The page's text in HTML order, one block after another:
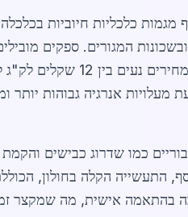
המגורים. ספקים
מעלויות אנרגיה גבוהות
כמו שדרוג כבישים
התעשייה הקלה בחולון,
בהתאמה אישית, מה שמקצר